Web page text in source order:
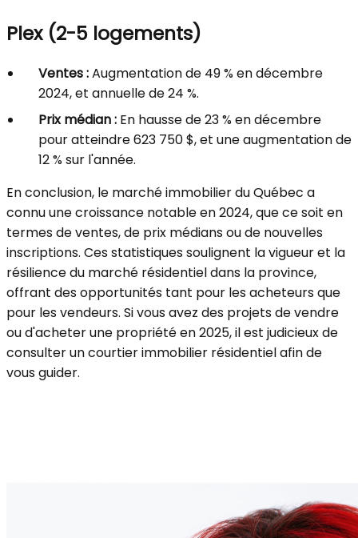
Plex (2-5 logements)
Ventes :Augmentation de 49 % en décembre
2024, et annuelle de 24 %.
Prix médian : En hausse de 23 % en décembre
pour atteindre 623 750 $, et une augmentation de
12 % sur l'année.
En conclusion, le marché immobilier du Québec a
connu une croissance notable en 2024, que ce soit en
termes de ventes, de prix médians ou de nouvelles
inscriptions. Ces statistiques soulignent la vigueur et la
résilience du marché résidentiel dans la province,
offrant des opportunités tant pour les acheteurs que
pour les vendeurs. Si vous avez des projets de vendre
ou d'acheter une propriété en 2025, il est judicieux de
consulter un courtier immobilier résidentiel afin de
vous guider.